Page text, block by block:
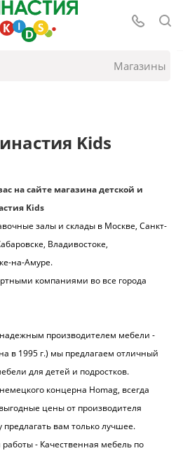
Магазины
Kids
на сайте магазина детской и
Kids
залы и склады в Москве, Санкт-
Владивостоке,
на-Амуре.
компаниями во все города
надежным производителем мебели -
в 1995 г.) мы предлагаем отличный
для детей и подростков.
концерна Homag, всегда
цены от производителя
вам только лучшее.
- Качественная мебель по